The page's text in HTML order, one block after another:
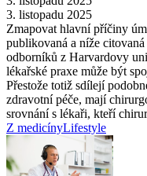
3. listopadu 2025
Zmapovat hlavní příčiny
publikovaná a níže
odborníků z Harvardovy
lékařské praxe může být
Přestože totiž sdílejí
zdravotní péče, mají
srovnání s lékaři, kteří
Z medicínyLifestyle